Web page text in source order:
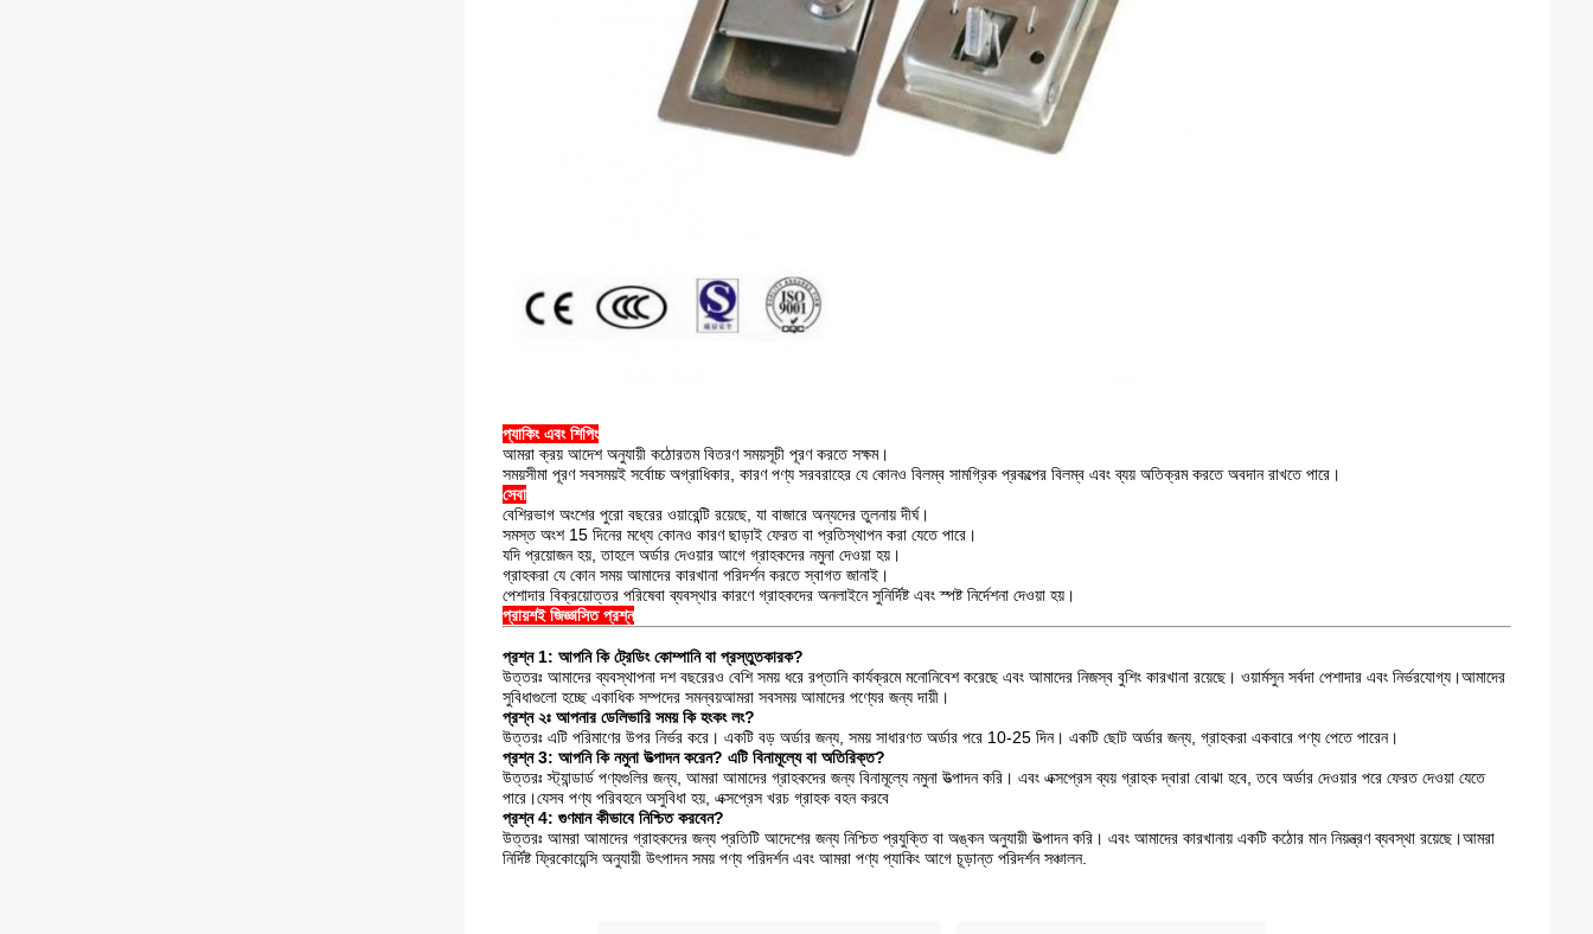
প্যাকিং এবং শিপিং
আমরা ক্রয় আদেশ অনুযায়ী কঠোরতম বিতরণ সময়সূচী পূরণ করতে সক্ষম।
সময়সীমা পূরণ সবসময়ই সর্বোচ্চ অগ্রাধিকার, কারণ পণ্য সরবরাহের যে কোনও বিলম্ব সামগ্রিক প্রকল্পের বিলম্ব এবং ব্যয় অতিক্রম করতে অবদান রাখতে পারে।
সেবা
বেশিরভাগ অংশের পুরো বছরের ওয়ারেন্টি রয়েছে, যা বাজারে অন্যদের তুলনায় দীর্ঘ।
সমস্ত অংশ 15 দিনের মধ্যে কোনও কারণ ছাড়াই ফেরত বা প্রতিস্থাপন করা যেতে পারে।
যদি প্রয়োজন হয়, তাহলে অর্ডার দেওয়ার আগে গ্রাহকদের নমুনা দেওয়া হয়।
গ্রাহকরা যে কোন সময় আমাদের কারখানা পরিদর্শন করতে স্বাগত জানাই।
পেশাদার বিক্রয়োত্তর পরিষেবা ব্যবস্থার কারণে গ্রাহকদের অনলাইনে সুনির্দিষ্ট এবং স্পষ্ট নির্দেশনা দেওয়া হয়।
প্রায়শই জিজ্ঞাসিত প্রশ্ন
প্রশ্ন 1: আপনি কি ট্রেডিং কোম্পানি বা প্রস্তুতকারক?
উত্তরঃ আমাদের ব্যবস্থাপনা দশ বছরেরও বেশি সময় ধরে রপ্তানি কার্যক্রমে মনোনিবেশ করেছে এবং আমাদের নিজস্ব বুশিং কারখানা রয়েছে। ওয়ার্মসুন সর্বদা পেশাদার এবং নির্ভরযোগ্য।আমাদের
সুবিধাগুলো হচ্ছে একাধিক সম্পদের সমন্বয়আমরা সবসময় আমাদের পণ্যের জন্য দায়ী।
প্রশ্ন ২ঃ আপনার ডেলিভারি সময় কি হংকং লং?
উত্তরঃ এটি পরিমাণের উপর নির্ভর করে। একটি বড় অর্ডার জন্য, সময় সাধারণত অর্ডার পরে 10-25 দিন। একটি ছোট অর্ডার জন্য, গ্রাহকরা একবারে পণ্য পেতে পারেন।
প্রশ্ন 3: আপনি কি নমুনা উত্পাদন করেন? এটি বিনামূল্যে বা অতিরিক্ত?
উত্তরঃ স্ট্যান্ডার্ড পণ্যগুলির জন্য, আমরা আমাদের গ্রাহকদের জন্য বিনামূল্যে নমুনা উত্পাদন করি। এবং এক্সপ্রেস ব্যয় গ্রাহক দ্বারা বোঝা হবে, তবে অর্ডার দেওয়ার পরে ফেরত দেওয়া যেতে
পারে।যেসব পণ্য পরিবহনে অসুবিধা হয়, এক্সপ্রেস খরচ গ্রাহক বহন করবে
প্রশ্ন 4: গুণমান কীভাবে নিশ্চিত করবেন?
উত্তরঃ আমরা আমাদের গ্রাহকদের জন্য প্রতিটি আদেশের জন্য নিশ্চিত প্রযুক্তি বা অঙ্কন অনুযায়ী উত্পাদন করি। এবং আমাদের কারখানায় একটি কঠোর মান নিয়ন্ত্রণ ব্যবস্থা রয়েছে।আমরা
নির্দিষ্ট ফ্রিকোয়েন্সি অনুযায়ী উৎপাদন সময় পণ্য পরিদর্শন এবং আমরা পণ্য প্যাকিং আগে চূড়ান্ত পরিদর্শন সঞ্চালন.